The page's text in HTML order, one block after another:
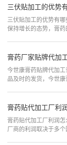
三伏贴加工的优势
三伏贴加工的优势有
保持增长的态势，膏药
膏药厂家贴牌代加
今世康膏药贴牌代加
品及时的发货，今世
膏药贴代加工厂利
膏药贴代加工厂利润
厂商的利润取决于多个